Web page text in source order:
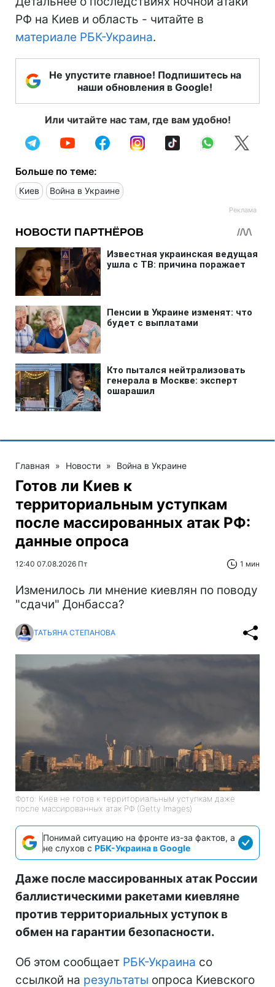
РФ на Киев и область - читайте в
материале РБК-Украина.
Не упустите главное! Подпишитесь на
наши обновления в Google!
Или читайте нас там, где вам удобно!
Больше по теме:
Киев Война в Украине
Главная » Новости » Война в Украине
Готов ли Киев к
территориальным уступкам
после массированных атак РФ:
данные опроса
12:40 07.08.2026 Пт 1 мин
Изменилось ли мнение киевлян по поводу
"сдачи" Донбасса?
ТАТЬЯНА СТЕПАНОВА
Фото: Киев не готов к территориальным уступкам даже
после массированных атак РФ (Getty Images)
Понимай ситуацию на фронте из-за фактов, а
не слухов с РБК-Украина в Google
Даже после массированных атак России
баллистическими ракетами киевляне
против территориальных уступок в
обмен на гарантии безопасности.
Об этом сообщает РБК-Украина со
ссылкой на результаты опроса Киевского